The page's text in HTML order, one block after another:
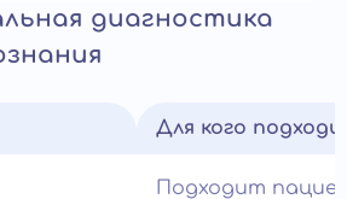
диагностика
Для кого
Подходит